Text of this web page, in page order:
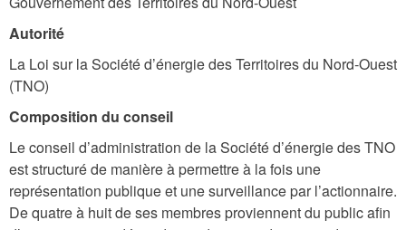
Autorité
La Loi sur la Société d’énergie des Territoires du Nord‑Ouest
(TNO)
Composition du conseil
Le conseil d’administration de la Société d’énergie des TNO
est structuré de manière à permettre à la fois une
représentation publique et une surveillance par l’actionnaire.
De quatre à huit de ses membres proviennent du public afin